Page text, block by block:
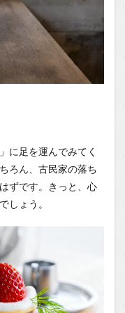
に足を運んでみてく
ろん、古民家の落ち
ずです。きっと、心
しょう。